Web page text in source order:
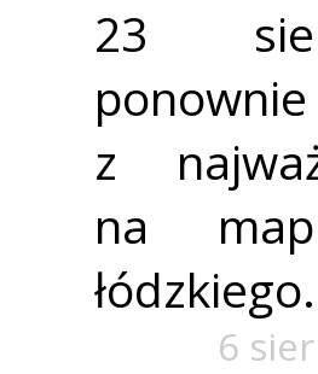
23
z
na
łódzkiego.
6